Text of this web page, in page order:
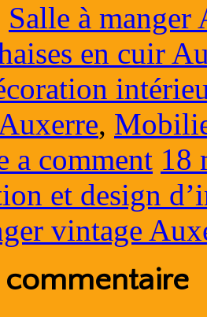
Salle à manger
en cuir
,
a comment 18
et design
vintage
commentaire